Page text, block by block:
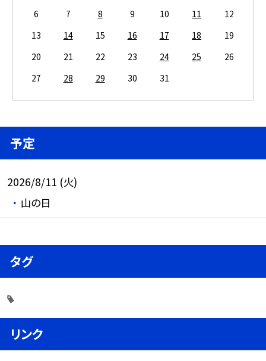
6
7 8 9 10 11
12
13
14 15 16 17 18
19
20
21 22 23 24 25
26
27
28 29 30 31
予定
2026/8/11 (火)
山の日
タグ
リンク